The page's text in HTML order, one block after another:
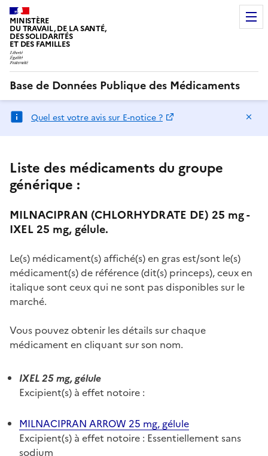
MINISTÈRE
DU TRAVAIL, DE LA SANTÉ,
DES SOLIDARITÉS
ET DES FAMILLES
Base de Données Publique des Médicaments
Quel est votre avis sur E-notice ?
Liste des médicaments du groupe
générique :
MILNACIPRAN (CHLORHYDRATE DE) 25 mg -
IXEL 25 mg, gélule.
Le(s) médicament(s) affiché(s) en gras est/sont le(s)
médicament(s) de référence (dit(s) princeps), ceux en
italique sont ceux qui ne sont pas disponibles sur le
marché.
Vous pouvez obtenir les détails sur chaque
médicament en cliquant sur son nom.
IXEL 25 mg, gélule
Excipient(s) à effet notoire :
MILNACIPRAN ARROW 25 mg, gélule
Excipient(s) à effet notoire : Essentiellement sans
sodium